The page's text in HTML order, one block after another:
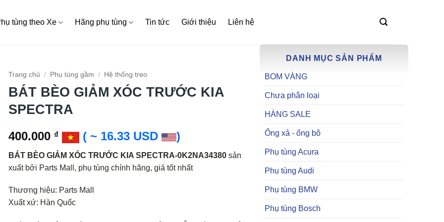
tùng theo Xe Hãng phụ tùng Tin tức Giới thiệu Liên hệ
DANH MỤC SẢN PHẨM
BOM VÀNG
Chưa phân loại
HÀNG SALE
Ống xả - ống bô
Phụ tùng Acura
Phụ tùng Audi
Phụ tùng BMW
Phụ tùng Bosch
Trang chủ / Phụ tùng gầm / Hệ thống treo
BÁT BÈO GIẢM XÓC TRƯỚC KIA
SPECTRA
400.000 ₫ ( ~ 16.33 USD )
BÁT BÈO GIẢM XÓC TRƯỚC KIA SPECTRA-0K2NA34380sản
xuất bởi Parts Mall, phụ tùng chính hãng, giá tốt nhất
Thương hiệu: Parts Mall
Xuất xứ: Hàn Quốc